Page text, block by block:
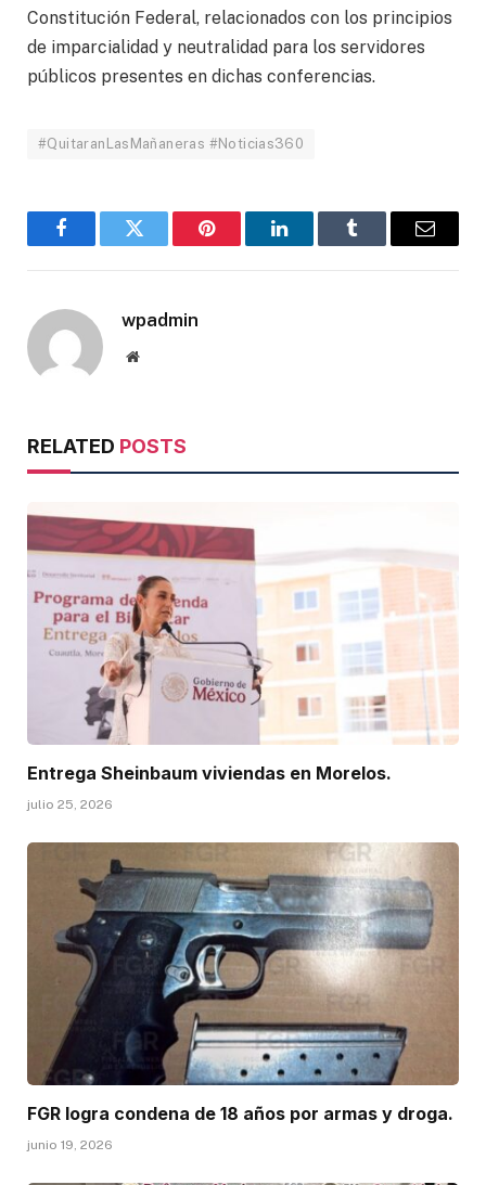
Constitución Federal, relacionados con los principios
de imparcialidad y neutralidad para los servidores
públicos presentes en dichas conferencias.
#QuitaranLasMañaneras #Noticias360
FacebookTwitter Pinterest LinkedInTumblr Email
wpadmin
Website
RELATED POSTS
Entrega Sheinbaum viviendas en Morelos.
julio 25, 2026
FGR logra condena de 18 años por armas y droga.
junio 19, 2026